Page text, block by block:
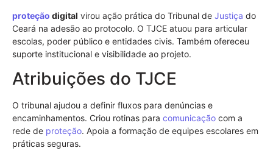
proteção digital virou ação prática do Tribunal de Justiça do
Ceará na adesão ao protocolo. O TJCE atuou para articular
escolas, poder público e entidades civis. Também ofereceu
suporte institucional e visibilidade ao projeto.
Atribuições do TJCE
O tribunal ajudou a definir fluxos para denúncias e
encaminhamentos. Criou rotinas para comunicação com a
rede de proteção. Apoia a formação de equipes escolares em
práticas seguras.